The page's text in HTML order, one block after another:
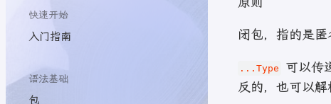
快速开始
入门指南
语法基础
包
闭包，指的是
...Type 可以传
反的，也可以